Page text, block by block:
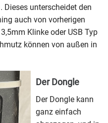
Dieses unterscheidet den
auch von vorherigen
Klinke oder USB Typ
können von außen in
Der Dongle
Der Dongle kann
ganz einfach